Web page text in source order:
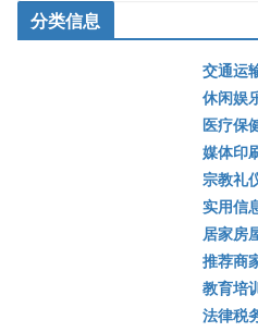
分类信息
交通运
休闲娱
医疗保
媒体印
宗教礼
实用信
居家房
推荐商
教育培
法律税